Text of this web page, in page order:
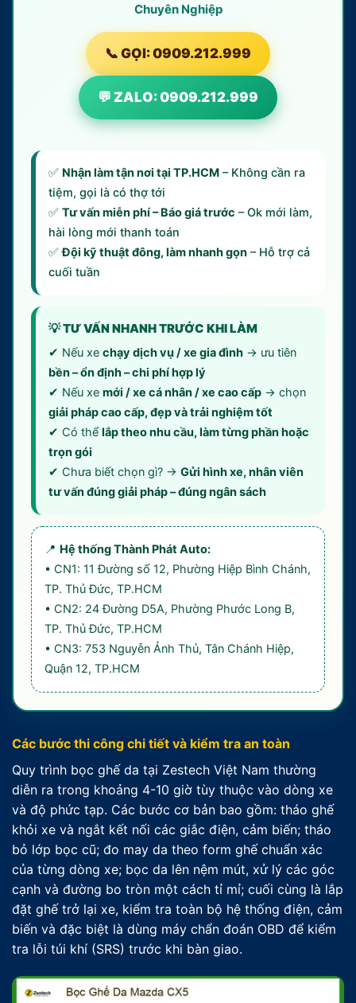
Chuyên Nghiệp
📞 GỌI: 0909.212.999
💬 ZALO: 0909.212.999
✅ Nhận làm tận nơi tại TP.HCM – Không cần ra
tiệm, gọi là có thợ tới
✅ Tư vấn miễn phí – Báo giá trước – Ok mới làm,
hài lòng mới thanh toán
✅Đội kỹ thuật đông, làm nhanh gọn – Hỗ trợ cả
cuối tuần
💡 TƯ VẤN NHANH TRƯỚC KHI LÀM
✔ Nếu xe chạy dịch vụ / xe gia đình → ưu tiên
bền – ổn định – chi phí hợp lý
✔ Nếu xe mới / xe cá nhân / xe cao cấp → chọn
giải pháp cao cấp, đẹp và trải nghiệm tốt
✔ Có thể lắp theo nhu cầu, làm từng phần hoặc
trọn gói
✔ Chưa biết chọn gì? → Gửi hình xe, nhân viên
tư vấn đúng giải pháp – đúng ngân sách
📍 Hệ thống Thành Phát Auto:
• CN1: 11 Đường số 12, Phường Hiệp Bình Chánh,
TP. Thủ Đức, TP.HCM
• CN2: 24 Đường D5A, Phường Phước Long B,
TP. Thủ Đức, TP.HCM
• CN3: 753 Nguyễn Ảnh Thủ, Tân Chánh Hiệp,
Quận 12, TP.HCM
Các bước thi công chi tiết và kiểm tra an toàn
Quy trình bọc ghế da tại Zestech Việt Nam thường
diễn ra trong khoảng 4-10 giờ tùy thuộc vào dòng xe
và độ phức tạp. Các bước cơ bản bao gồm: tháo ghế
khỏi xe và ngắt kết nối các giắc điện, cảm biến; tháo
bỏ lớp bọc cũ; đo may da theo form ghế chuẩn xác
của từng dòng xe; bọc da lên nệm mút, xử lý các góc
cạnh và đường bo tròn một cách tỉ mỉ; cuối cùng là lắp
đặt ghế trở lại xe, kiểm tra toàn bộ hệ thống điện, cảm
biến và đặc biệt là dùng máy chẩn đoán OBD để kiểm
tra lỗi túi khí (SRS) trước khi bàn giao.